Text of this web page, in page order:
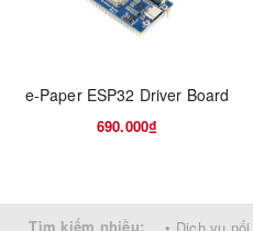
: Central & Peripheral
Kích thước: 26.9 x 13 x 2.2mm
e-Paper ESP32 Driver Board
690.000₫
Tìm kiếm nhiều: